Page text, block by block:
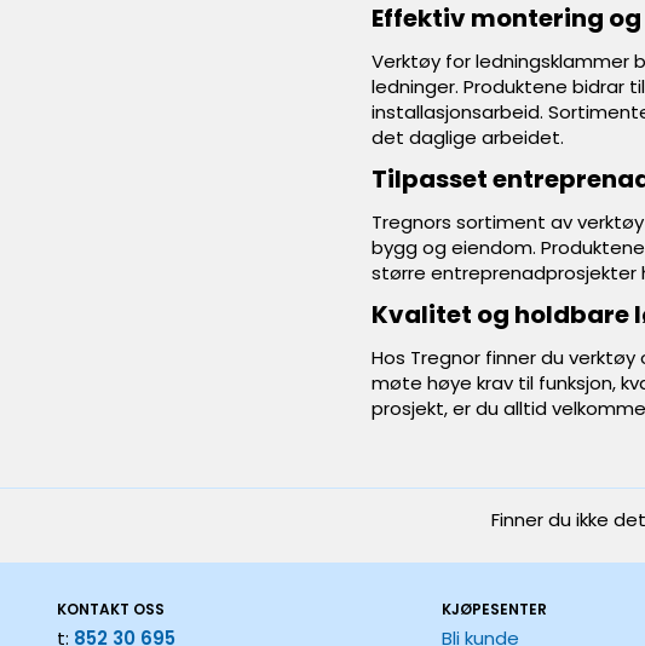
Effektiv montering
Verktøy for ledningsklammer
ledninger. Produktene bidrar
installasjonsarbeid.
det daglige arbeidet.
Tilpasset
Tregnors sortiment av
bygg og eiendom.
større
Kvalitet og holdbare
Hos Tregnor finner du
møte høye krav til funksjon,
prosjekt, er du alltid
Finner du ikke
KONTAKT OSS
t: 852 30 695
KJØPESENTER
Bli kunde